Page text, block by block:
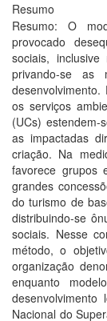
Resumo
Resumo: O
provocado
sociais,
privando-se as
os serviços
(UCs)
as impactadas
criação. Na
favorece grupos
grandes
do turismo de
distribuindo-se
sociais. Nesse
método, o
organização
enquanto
Nacional do